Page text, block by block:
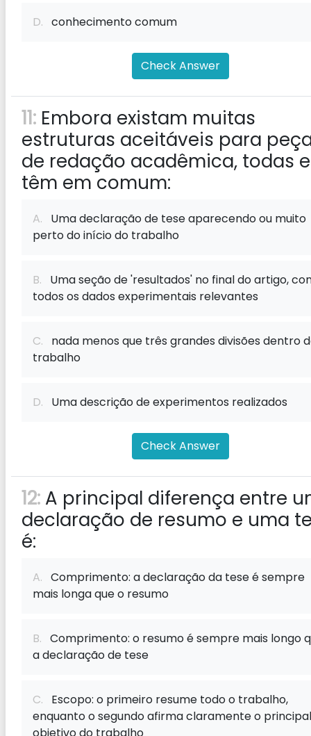
D. conhecimento comum
Check Answer
11: Embora existam muitas
estruturas aceitáveis ​​para
de redação acadêmica, todas
têm em comum:
A. Uma declaração de tese aparecendo ou muito
perto do início do trabalho
B. Uma seção de 'resultados' no final do artigo,
todos os dados experimentais relevantes
C. nada menos que três grandes divisões dentro
trabalho
D. Uma descrição de experimentos realizados
Check Answer
12: A principal diferença entre
declaração de resumo e uma
é:
A. Comprimento: a declaração da tese é sempre
mais longa que o resumo
B. Comprimento: o resumo é sempre mais longo
a declaração de tese
C. Escopo: o primeiro resume todo o trabalho,
enquanto o segundo afirma claramente o principal